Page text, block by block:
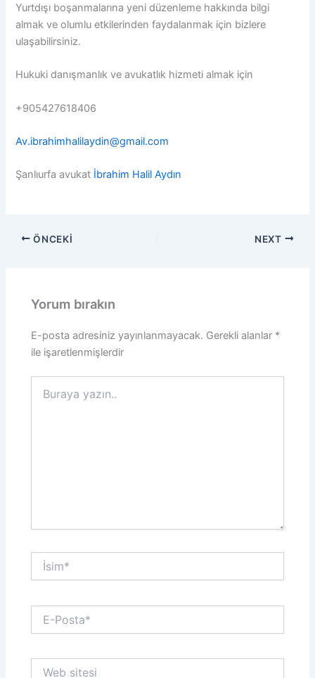
Yurtdışı boşanmalarına yeni düzenleme hakkında bilgi
almak ve olumlu etkilerinden faydalanmak için bizlere
ulaşabilirsiniz.
Hukuki danışmanlık ve avukatlık hizmeti almak için
+905427618406
Av.ibrahimhalilaydin@gmail.com
Şanlıurfa avukat İbrahim Halil Aydın
ÖNCEKI NEXT
Yorum bırakın
E-posta adresiniz yayınlanmayacak. Gerekli alanlar *
ile işaretlenmişlerdir
yazın..
İsim*
Posta*